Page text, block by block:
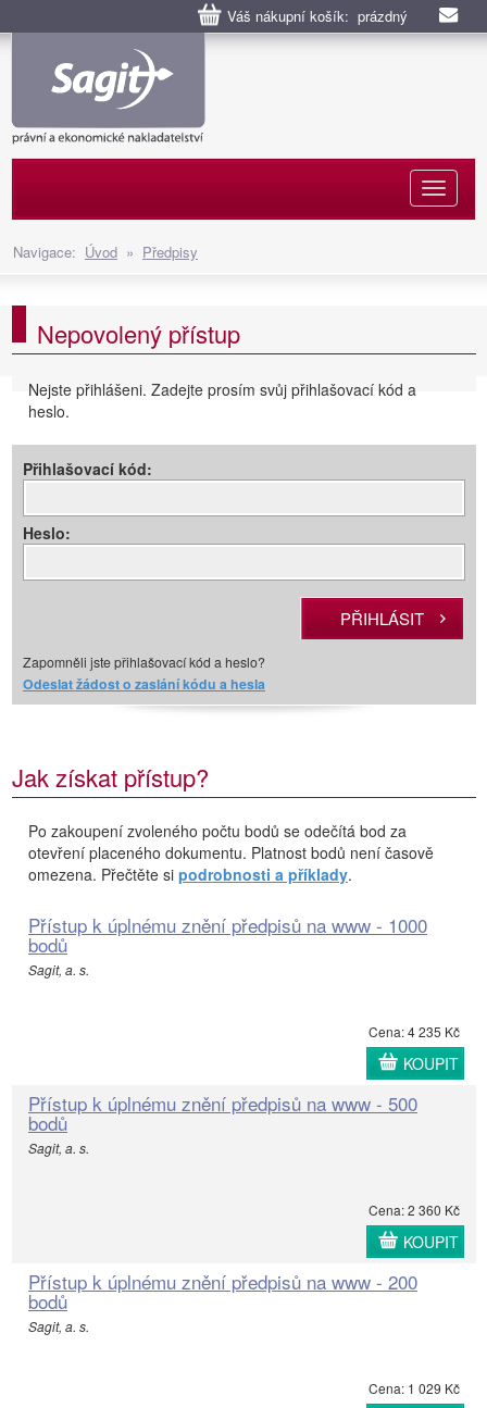
Váš nákupní košík: prázdný
Navigace: Úvod » Předpisy
Nepovolený přístup
Nejste přihlášeni. Zadejte prosím svůj přihlašovací kód a
heslo.
Přihlašovací kód:
Heslo:
Zapomněli jste přihlašovací kód a heslo?
Odeslat žádost o zaslání kódu a hesla
Jak získat přístup?
Po zakoupení zvoleného počtu bodů se odečítá bod za
otevření placeného dokumentu. Platnost bodů není časově
omezena. Přečtěte si podrobnosti a příklady.
Přístup k úplnému znění předpisů na www - 1000
bodů
Sagit, a. s.
Cena: 4 235 Kč
KOUPIT
Přístup k úplnému znění předpisů na www - 500
bodů
Sagit, a. s.
Cena: 2 360 Kč
KOUPIT
Přístup k úplnému znění předpisů na www - 200
bodů
Sagit, a. s.
Cena: 1 029 Kč